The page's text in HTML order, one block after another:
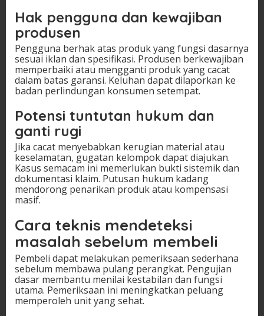
Hak pengguna dan kewajiban
produsen
Pengguna berhak atas produk yang fungsi dasarnya
sesuai iklan dan spesifikasi. Produsen berkewajiban
memperbaiki atau mengganti produk yang cacat
dalam batas garansi. Keluhan dapat dilaporkan ke
badan perlindungan konsumen setempat.
Potensi tuntutan hukum dan
ganti rugi
Jika cacat menyebabkan kerugian material atau
keselamatan, gugatan kelompok dapat diajukan.
Kasus semacam ini memerlukan bukti sistemik dan
dokumentasi klaim. Putusan hukum kadang
mendorong penarikan produk atau kompensasi
masif.
Cara teknis mendeteksi
masalah sebelum membeli
Pembeli dapat melakukan pemeriksaan sederhana
sebelum membawa pulang perangkat. Pengujian
dasar membantu menilai kestabilan dan fungsi
utama. Pemeriksaan ini meningkatkan peluang
memperoleh unit yang sehat.